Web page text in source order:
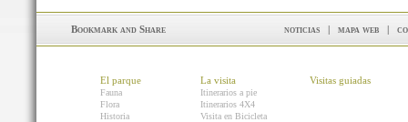
noticias | mapa web |
El parque
Fauna
Flora
Historia
La visita
Itinerarios a pie
Itinerarios 4X4
Visita en Bicicleta
Visitas guiadas